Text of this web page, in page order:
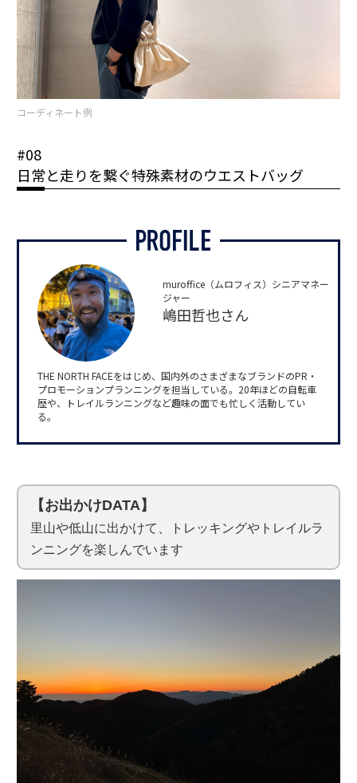
コーディネート例
#08
日常と走りを繋ぐ特殊素材のウエストバッグ
muroffice（ムロフィス）シニアマネー
ジャー
嶋田哲也さん
THE NORTH FACEをはじめ、国内外のさまざまなブランドのPR・
プロモーションプランニングを担当している。20年ほどの自転車
歴や、トレイルランニングなど趣味の面でも忙しく活動してい
る。
【お出かけDATA】
里山や低山に出かけて、トレッキングやトレイルラ
ンニングを楽しんでいます